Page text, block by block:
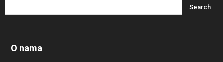
O nama